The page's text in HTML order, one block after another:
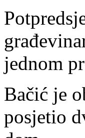
jednom
Bačić je
posjetio